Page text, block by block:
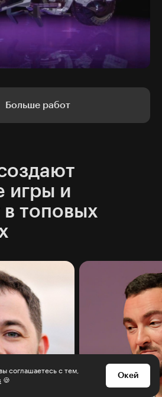
Больше работ
игры и
топовых
соглашаетесь с тем,
🍪
Окей